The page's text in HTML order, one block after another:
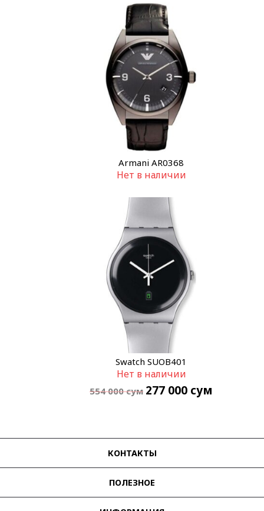
Armani AR0368
Нет в наличии
Swatch SUOB401
Нет в наличии
554 000сум 277 000 сум
КОНТАКТЫ
ПОЛЕЗНОЕ